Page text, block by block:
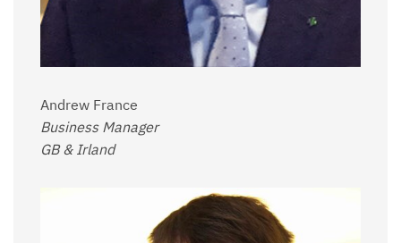
Andrew France
Business Manager
GB & Irland